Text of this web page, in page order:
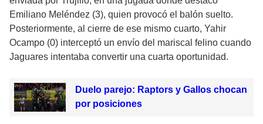
Emiliano Meléndez (3), quien provocó el balón suelto.
Posteriormente, al cierre de ese mismo cuarto, Yahir
Ocampo (0) interceptó un envío del mariscal felino cuando
Jaguares intentaba convertir una cuarta oportunidad.
Duelo parejo: Raptors y Gallos chocan
por posiciones